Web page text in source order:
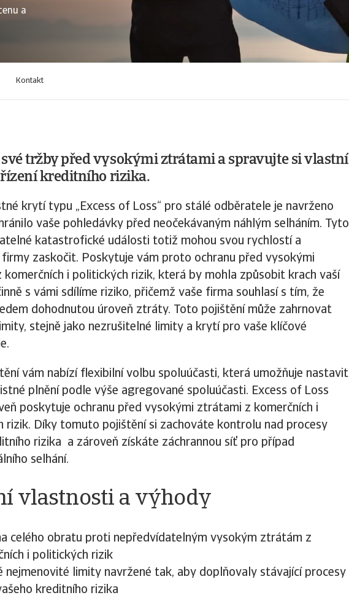
a
Kontakt
své tržby před vysokými ztrátami a spravujte si vlastní
kreditního rizika.
krytí typu „Excess of Loss“ pro stálé odběratele je navrženo
vaše pohledávky před neočekávaným náhlým selháním. Tyto
katastrofické události totiž mohou svou rychlostí a
firmy zaskočit. Poskytuje vám proto ochranu před vysokými
i politických rizik, která by mohla způsobit krach vaší
s vámi sdílíme riziko, přičemž vaše firma souhlasí s tím, že
dohodnutou úroveň ztráty. Toto pojištění může zahrnovat
stejně jako nezrušitelné limity a krytí pro vaše klíčové
vám nabízí flexibilní volbu spoluúčasti, která umožňuje nastavit
plnění podle výše agregované spoluúčasti. Excess of Loss
poskytuje ochranu před vysokými ztrátami z komerčních i
rizik. Díky tomuto pojištění si zachováte kontrolu nad procesy
rizika a zároveň získáte záchrannou síť pro případ
selhání.
vlastnosti a výhody
celého obratu proti nepředvídatelným vysokým ztrátám z
i politických rizik
nejmenovité limity navržené tak, aby doplňovaly stávající procesy
kreditního rizika